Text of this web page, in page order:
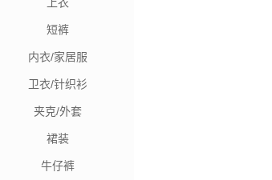
短裤
内衣/家居服
卫衣/针织衫
夹克/外套
裙装
牛仔裤